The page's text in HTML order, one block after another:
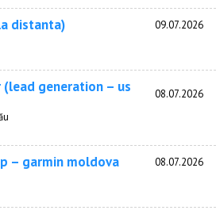
distanta) 09.07.2026
generation – us 08.07.2026
– garmin moldova 08.07.2026